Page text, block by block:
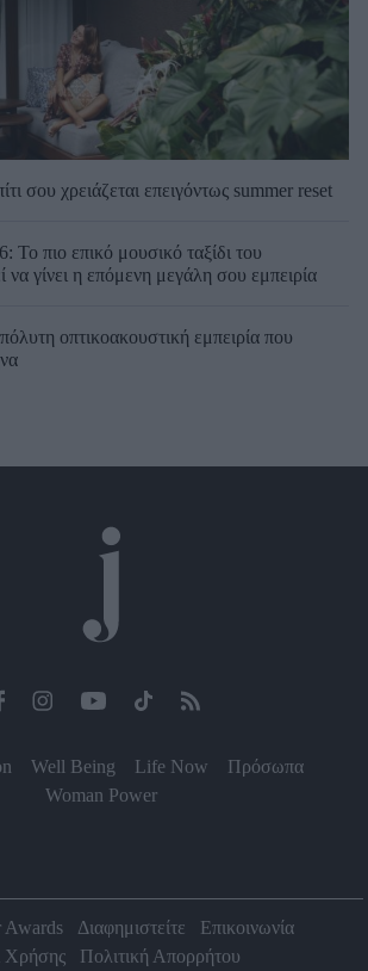
σου χρειάζεται επειγόντως summer reset
πιο επικό μουσικό ταξίδι του
να γίνει η επόμενη μεγάλη σου εμπειρία
οπτικοακουστική εμπειρία που
Well Being Life Now
Πρόσωπα
Woman Power
Awards Διαφημιστείτε
Επικοινωνία
Χρήσης
Πολιτική Απορρήτου